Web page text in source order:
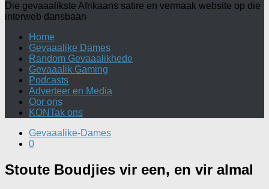
Die gevaaalikste Afrikaans satire en vermaak website op die
interweb dansbaan
Home
Gevaaalike Dames
Random Gevaaalikhede
Gevaaalik Gaming
Podcasts
Adverteer en Media
Oor ons
KONTak ons
Gevaaalike-Dames
0
Stoute Boudjies vir een, en vir almal